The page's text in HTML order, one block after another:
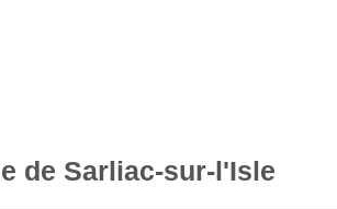
de Sarliac-sur-l'Isle